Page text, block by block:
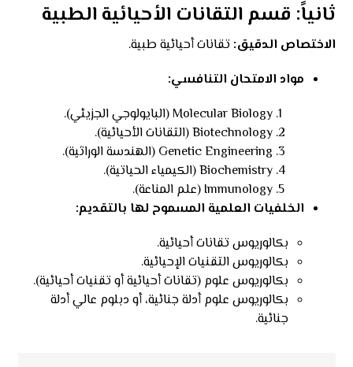
ثانياً: قسم التقانات الأحيائية الطبية
الاختصاص الدقيق: تقانات أحيائية طبية.
مواد الامتحان التنافسي:
Molecular Biology (البايولوجي الجزيئي).
Biotechnology (التقانات الأحيائية).
Genetic Engineering (الهندسة الوراثية).
Biochemistry (الكيمياء الحياتية).
Immunology (علم المناعة).
الخلفيات العلمية المسموح لها بالتقديم:
بكالوريوس تقانات أحيائية.
بكالوريوس التقنيات الإحيائية.
بكالوريوس علوم (تقانات أحيائية أو تقنيات أحيائية).
بكالوريوس علوم أدلة جنائية، أو دبلوم عالي أدلة
جنائية.